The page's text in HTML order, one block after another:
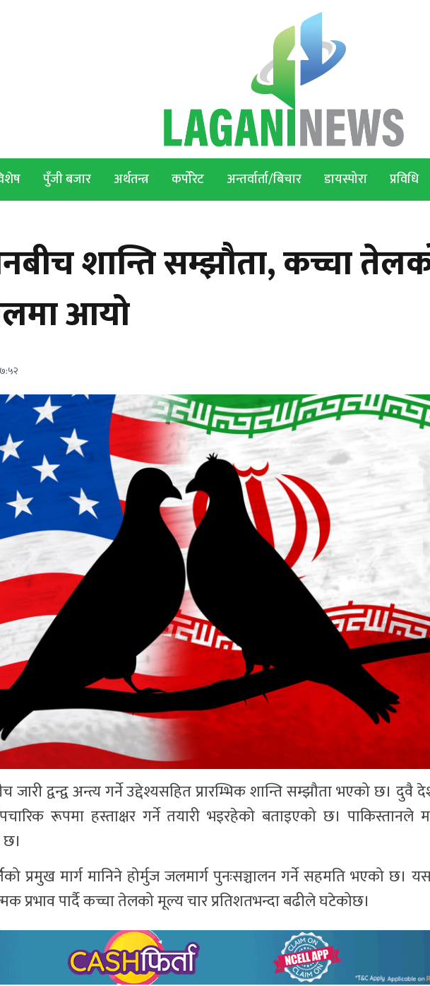
पुँजी बजार अर्थतन्त्र कर्पोरेट अन्तर्वार्ता/बिचार डायस्पोरा प्रविधि
शान्ति सम्झौता, कच्चा
आयो
जारी द्वन्द्व अन्त्य गर्ने उद्देश्यसहित प्रारम्भिक शान्ति सम्झौता भएको छ।
रूपमा हस्ताक्षर गर्ने तयारी भइरहेको बताइएको छ। पाकिस्तानले
प्रमुख मार्ग मानिने होर्मुज जलमार्ग पुनःसञ्चालन गर्ने सहमति भएको छ। यसले
प्रभाव पार्दै कच्चा तेलको मूल्य चार प्रतिशतभन्दा बढीले घटेकोछ।